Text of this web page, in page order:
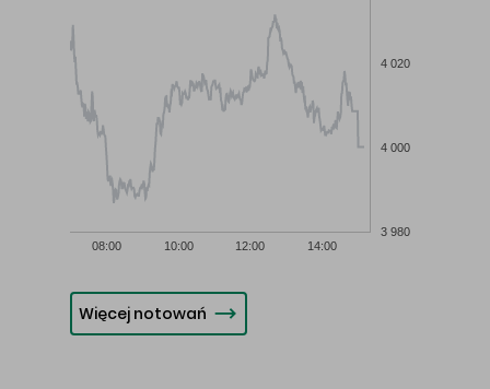
08:00 10:00 12:00 14:00
3 980
4 000
4 020
Więcej notowań